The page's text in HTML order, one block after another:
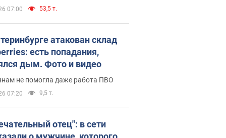
07:00 53,5 т.
атакован склад
есть попадания,
дым. Фото и видео
не помогла даже работа ПВО
07:20 9,5 т.
отец": в сети